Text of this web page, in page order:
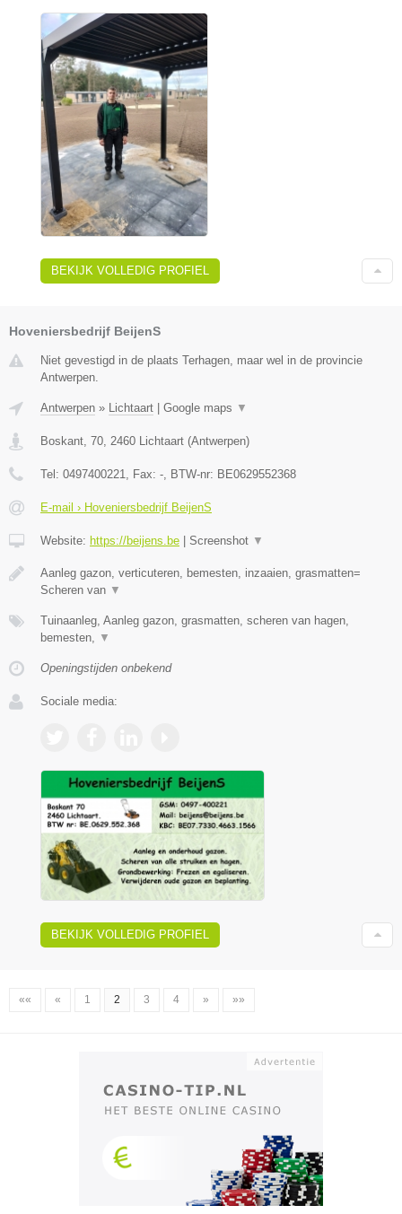
BEKIJK VOLLEDIG PROFIEL
Hoveniersbedrijf BeijenS
Niet gevestigd in de plaats Terhagen, maar wel in de provincie
Antwerpen.
Antwerpen » Lichtaart | Google maps ▼
Boskant, 70 2460 Lichtaart (Antwerpen)
Tel: 0497400221 , Fax: - , BTW-nr: BE0629552368
E-mail › Hoveniersbedrijf BeijenS
Website: https://beijens.be | Screenshot ▼
Aanleg gazon, verticuteren, bemesten, inzaaien, grasmatten=
Scheren van ▼
Tuinaanleg, Aanleg gazon, grasmatten, scheren van hagen,
bemesten,
▼
Openingstijden onbekend
Sociale media:
BEKIJK VOLLEDIG PROFIEL
«« « 1 2 3 4 » »»